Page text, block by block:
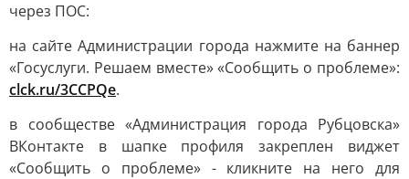
через ПОС:
на сайте Администрации города нажмите на баннер
«Госуслуги. Решаем вместе» «Сообщить о проблеме»:
clck.ru/3CCPQe.
в сообществе «Администрация города Рубцовска»
ВКонтакте в шапке профиля закреплен виджет
«Сообщить о проблеме» - кликните на него для